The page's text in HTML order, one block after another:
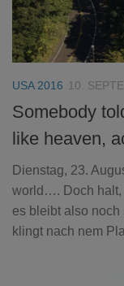
USA 2016 10.
Somebody
like heaven,
Dienstag, 23.
world…. Doch halt,
es bleibt also
klingt nach nem